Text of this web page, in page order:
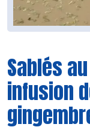
Sablés
infusion